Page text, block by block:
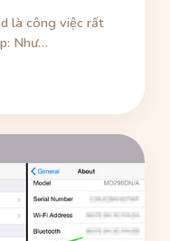
là công việc rất
Như…